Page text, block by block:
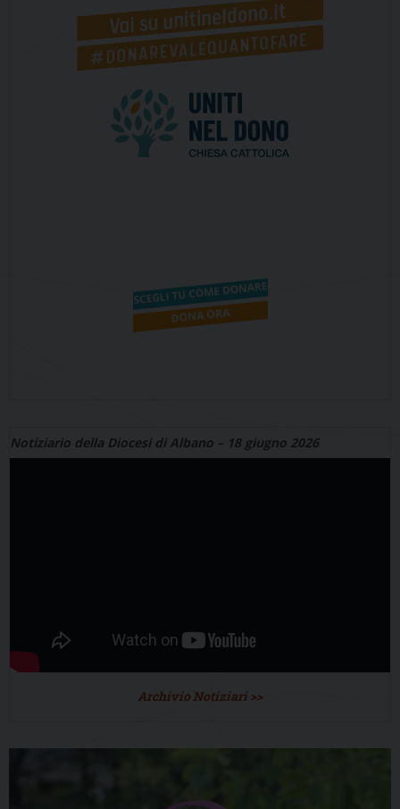
Notiziario della Diocesi di Albano – 18 giugno 2026
Archivio Notiziari >>